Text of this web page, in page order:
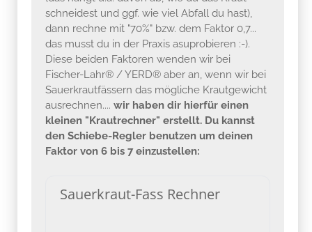
schneidest und ggf. wie viel Abfall du hast),
dann rechne mit "70%" bzw. dem Faktor 0,7...
das musst du in der Praxis asuprobieren :-).
Diese beiden Faktoren wenden wir bei
Fischer-Lahr® / YERD® aber an, wenn wir bei
Sauerkrautfässern das mögliche Krautgewicht
ausrechnen.... wir haben dir hierfür einen
kleinen "Krautrechner" erstellt. Du kannst
den Schiebe-Regler benutzen um deinen
Faktor von 6 bis 7 einzustellen:
Sauerkraut-Fass Rechner